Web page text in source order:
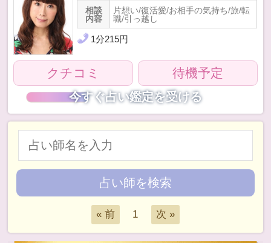
相談
内容
片想い/復活愛/お相手の気持ち/旅/転
職/引っ越し
1分215円
クチコミ 待機予定
今すぐ占い鑑定を受ける
« 前 1 次 »